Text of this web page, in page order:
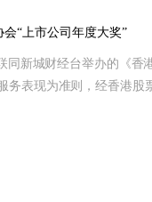
“上市公司年度大奖”
同新城财经台举办的《
务表现为准则，经香港